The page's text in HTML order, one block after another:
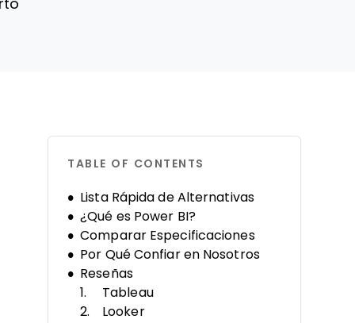
TABLE OF CONTENTS
Lista Rápida de Alternativas
¿Qué es Power BI?
Comparar Especificaciones
Por Qué Confiar en Nosotros
Reseñas
Tableau
Looker